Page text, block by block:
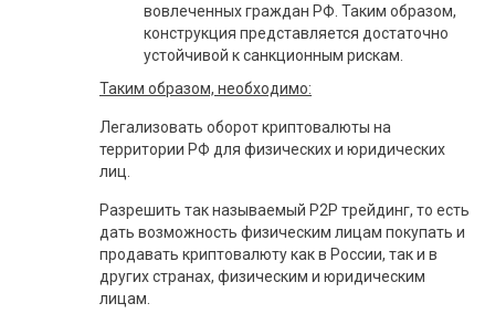
вовлеченных граждан РФ. Таким образом,
конструкция представляется достаточно
устойчивой к санкционным рискам.
Таким образом, необходимо:
Легализовать оборот криптовалюты на
территории РФ для физических и юридических
лиц.
Разрешить так называемый P2P трейдинг, то есть
дать возможность физическим лицам покупать и
продавать криптовалюту как в России, так и в
других странах, физическим и юридическим
лицам.